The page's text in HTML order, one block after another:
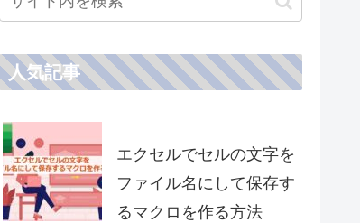
人気記事
エクセルでセルの文字を
ファイル名にして保存す
るマクロを作る方法